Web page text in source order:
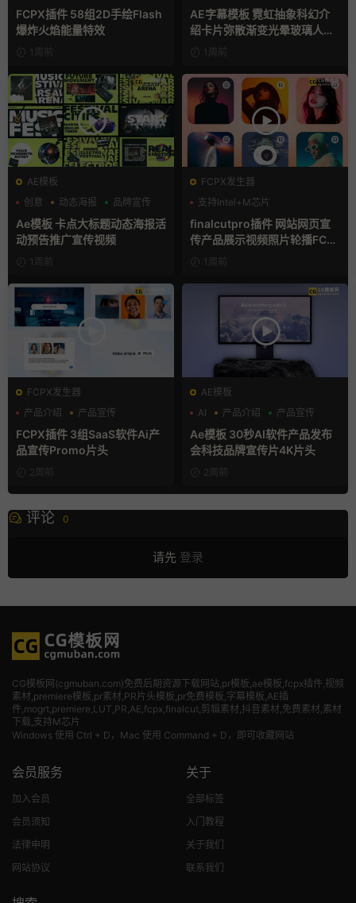
手绘风
FCPX插件 58组2D手绘Flash
爆炸火焰能量特效
1周前
AE字幕模板 霓虹抽象科幻介
绍卡片弥散渐变光晕玻璃人名
1周前
AE模板
创意
动态海报 品牌宣传
Ae模板 卡点大标题动态海报活
动预告推广宣传视频
1周前
FCPX发生器
支持Intel+M芯片
finalcutpro插件 网站网页宣
传产品展示视频照片轮播FCP
X插件1周前
FCPX发生器
产品介绍
产品宣传
产品展示
FCPX插件 3组SaaS软件Ai产
品宣传Promo片头
2周前
AE模板
AI
产品介绍 产品宣传
Ae模板 30秒AI软件产品发布
会科技品牌宣传片4K片头
2周前
评论 0
请先 登录
CG模板网(cgmuban.com)免费后期资源下载网站,pr模板,ae模板,fcpx插件,视频
素材 ,premiere模板,pr素材,PR片头模板,pr免费模板,字幕模板,AE插
件,mogrt,premiere,LUT,PR,AE,fcpx,finalcut,剪辑素材,抖音素材,免费素材,素材
下载,支持M芯片
Windows 使用 Ctrl + D，Mac 使用 Command + D，即可收藏网站
会员服务
加入会员
会员须知
法律申明
网站协议
关于
全部标签
入门教程
关于我们
联系我们